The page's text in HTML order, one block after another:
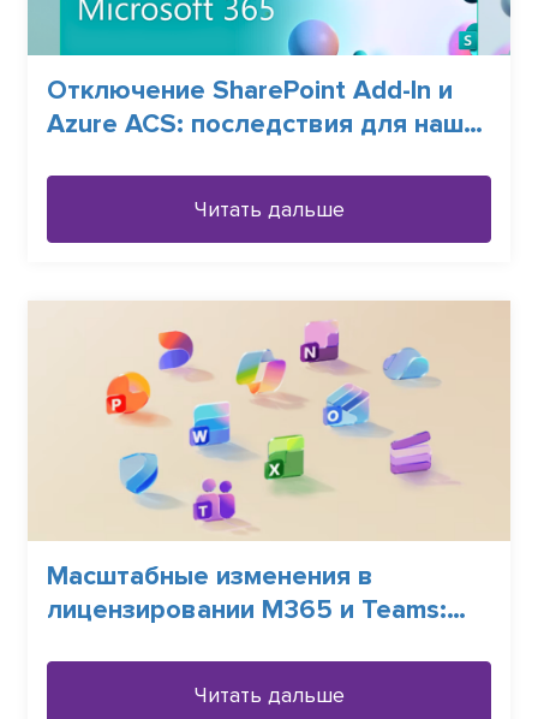
Отключение SharePoint Add-In и
Azure ACS: последствия для наших
Читать дальше
Масштабные изменения в
лицензировании M365 и Teams:
Читать дальше